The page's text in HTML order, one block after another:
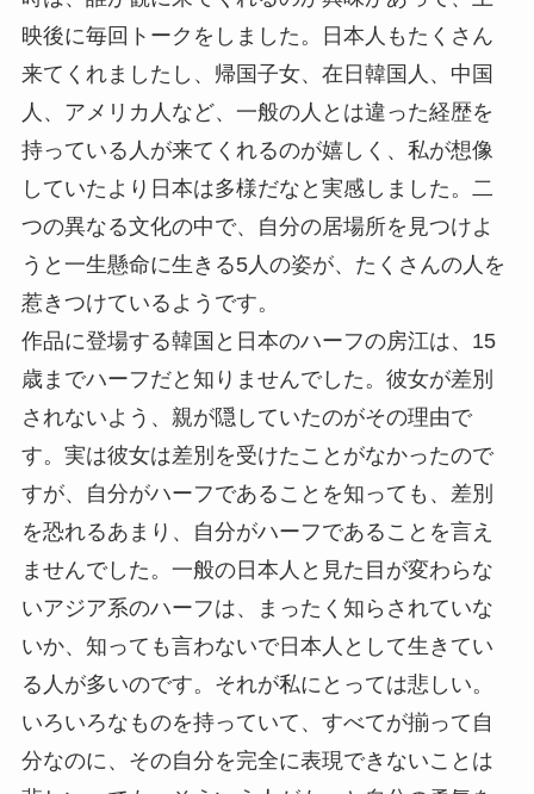
映後に毎回トークをしました。日本人もたくさん
来てくれましたし、帰国子女、在日韓国人、中国
人、アメリカ人など、一般の人とは違った経歴を
持っている人が来てくれるのが嬉しく、私が想像
していたより日本は多様だなと実感しました。二
つの異なる文化の中で、自分の居場所を見つけよ
うと一生懸命に生きる5人の姿が、たくさんの人を
惹きつけているようです。
作品に登場する韓国と日本のハーフの房江は、15
歳までハーフだと知りませんでした。彼女が差別
されないよう、親が隠していたのがその理由で
す。実は彼女は差別を受けたことがなかったので
すが、自分がハーフであることを知っても、差別
を恐れるあまり、自分がハーフであることを言え
ませんでした。一般の日本人と見た目が変わらな
いアジア系のハーフは、まったく知らされていな
いか、知っても言わないで日本人として生きてい
る人が多いのです。それが私にとっては悲しい。
いろいろなものを持っていて、すべてが揃って自
分なのに、その自分を完全に表現できないことは